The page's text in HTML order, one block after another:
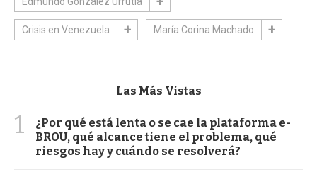
Crisis en Venezuela María Corina Machado
Las Más Vistas
1
¿Por qué está lenta o se cae la plataforma e-
BROU, qué alcance tiene el problema, qué
riesgos hay y cuándo se resolverá?